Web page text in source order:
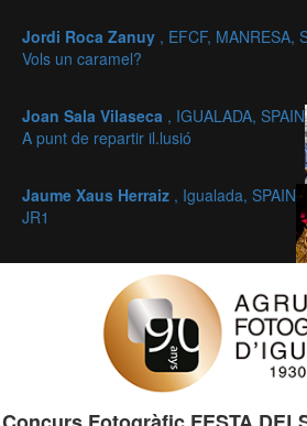
Jordi Roca Zanuy , EFCF, MANRESA,
Vols un caramel?
Joan Sala Vilaseca , IGUALADA, SPAIN
A punt de repartir il.lusió
Jaume Xaus Herraiz , Igualada, SPAIN
JR1